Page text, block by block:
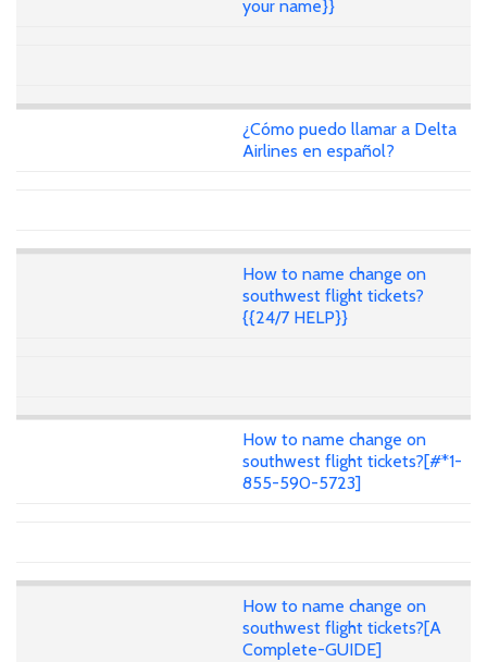
your name}}
¿Cómo puedo llamar a Delta
Airlines en español?
How to name change on
southwest flight tickets?
{{24/7 HELP}}
How to name change on
southwest flight tickets?[#*1-
855-590-5723]
How to name change on
southwest flight tickets?[A
Complete-GUIDE]